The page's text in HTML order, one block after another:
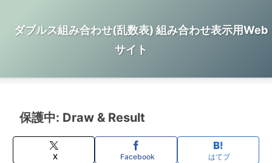
ダブルス組み合わせ(乱数表) 組み合わせ表示用Web
サイト
保護中: Draw & Result
X Facebook はてブ